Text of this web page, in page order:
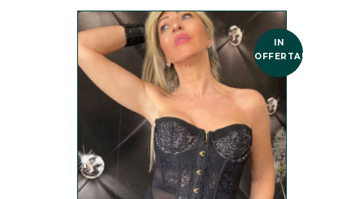
IN
OFFERTA!